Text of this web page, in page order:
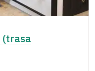
(trasa